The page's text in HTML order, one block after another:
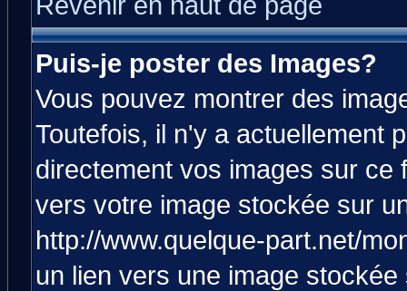
Puis-je poster des Images?
Vous pouvez montrer des
Toutefois, il n'y a actuellement
directement vos images sur ce
vers votre image stockée sur
http://www.quelque-part.net/
un lien vers une image